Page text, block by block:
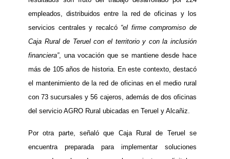
empleados, distribuidos entre la red de oficinas y los
servicios centrales y recalcó “el firme compromiso de
Caja Rural de Teruel con el territorio y con la inclusión
financiera”, una vocación que se mantiene desde hace
más de 105 años de historia. En este contexto, destacó
el mantenimiento de la red de oficinas en el medio rural
con 73 sucursales y 56 cajeros, además de dos oficinas
del servicio AGRO Rural ubicadas en Teruel y Alcañiz.
Por otra parte, señaló que Caja Rural de Teruel se
encuentra preparada para implementar soluciones